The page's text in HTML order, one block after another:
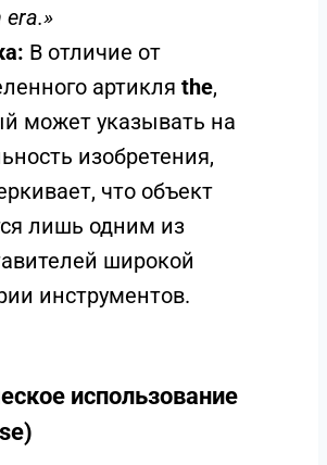
era.»
В отличие от
артикля the,
может указывать на
изобретения,
что объект
лишь одним из
широкой
инструментов.
использование